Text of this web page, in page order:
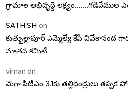
గ్రామాల అభివృద్దె లక్ష్యం…….గడివేముల
SATHISH on
కుత్బుల్లాపూర్ ఎమ్మెల్యే కేపీ వివేకానంద
నూతన కమిటీ
viman on
మెగా పీటీఎం 3.1కు తల్లిదండ్రులు